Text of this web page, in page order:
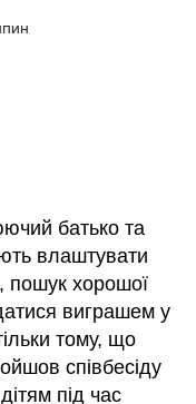
батько та
влаштувати
пошук хорошої
виграшем у
тому, що
співбесіду
під час